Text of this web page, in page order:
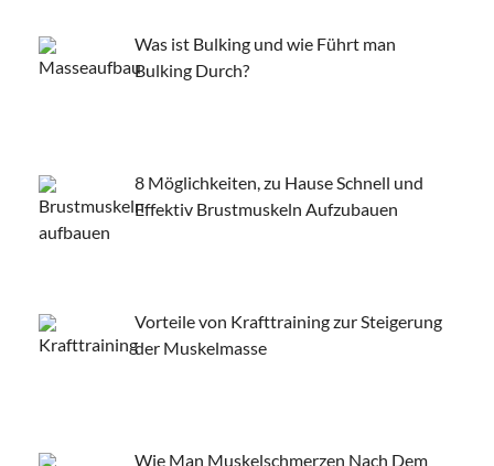
Was ist Bulking und wie Führt man
Bulking Durch?
8 Möglichkeiten, zu Hause Schnell und
Effektiv Brustmuskeln Aufzubauen
Vorteile von Krafttraining zur Steigerung
der Muskelmasse
Wie Man Muskelschmerzen Nach Dem